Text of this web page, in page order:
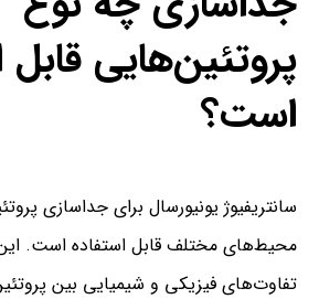
پروتئین‌هایی قابل
است؟
سانتریفیوژ یونیورسال برای جداسازی
محیط‌های مختلف قابل استفاده است.
تفاوت‌های فیزیکی و شیمیایی بین